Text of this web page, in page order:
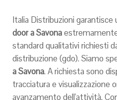
Italia Distribuzioni garantisce
door a Savona
standard qualitativi richiesti
distribuzione (gdo). Siamo
aSavona. A richiesta sono
tracciatura e visualizzazione
avanzamento dell'attività.